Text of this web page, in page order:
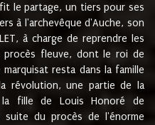
le partage, un tiers pour ses
à l'archevêque d'Auche, son
à charge de reprendre les
fleuve, dont le roi de
resta dans la famille
la révolution, une partie de la
fille de Louis Honoré de
suite du procès de l'énorme